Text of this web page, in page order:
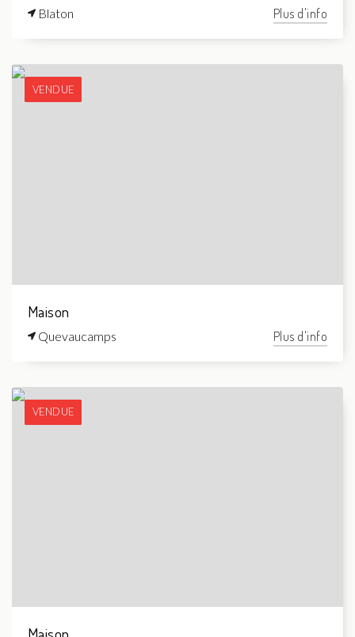
Blaton Plus d'info
VENDUE
Maison
Quevaucamps Plus d'info
VENDUE